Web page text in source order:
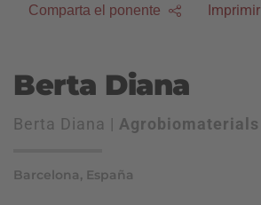
Comparta el ponente Imprimir
Berta Diana
Berta Diana | Agrobiomaterials
Barcelona, España